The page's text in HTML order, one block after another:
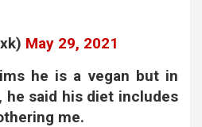
May 29, 2021
he is a vegan but in
he said his diet includes
me.